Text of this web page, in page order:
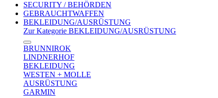
SECURITY / BEHÖRDEN
GEBRAUCHTWAFFEN
BEKLEIDUNG/AUSRÜSTUNG
Zur Kategorie BEKLEIDUNG/AUSRÜSTUNG
BRUNNIROK
LINDNERHOF
BEKLEIDUNG
WESTEN + MOLLE
AUSRÜSTUNG
GARMIN